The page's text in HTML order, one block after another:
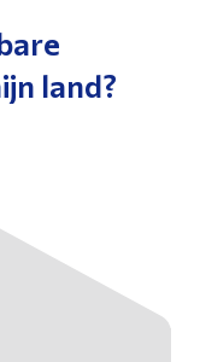
land?